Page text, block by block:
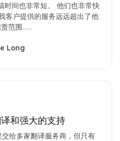
时间也非常短。 他们也非常快
客户提供的服务远远超出了他
范围……
Long
和强大的支持
给多家翻译服务商，但只有